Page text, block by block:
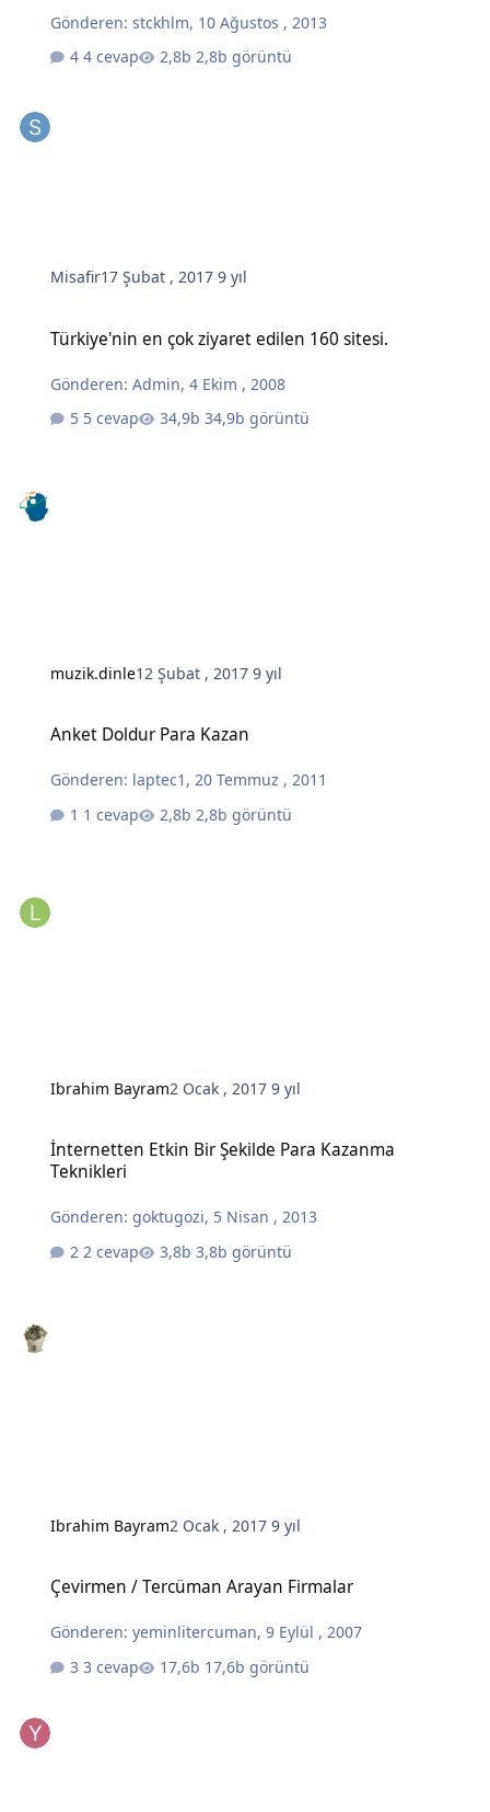
Gönderen:stckhlm, 10 Ağustos , 2013
4 cevap
2,8b görüntü
Misafir17 Şubat , 20179 yıl
Türkiye'nin en çok ziyaret edilen 160 sitesi.
Gönderen:Admin,4 Ekim , 2008
5 cevap
34,9b görüntü
muzik.dinle12 Şubat , 20179 yıl
Anket Doldur Para Kazan
Gönderen: laptec1 ,20 Temmuz , 2011
1 cevap
2,8b görüntü
Ibrahim Bayram2 Ocak , 20179 yıl
İnternetten Etkin Bir Şekilde Para Kazanma
Teknikleri
Gönderen:goktugozi, 5 Nisan , 2013
2 cevap
3,8b görüntü
Ibrahim Bayram2 Ocak , 20179 yıl
Çevirmen / Tercüman Arayan Firmalar
Gönderen:yeminlitercuman,9 Eylül , 2007
3 cevap
17,6b görüntü